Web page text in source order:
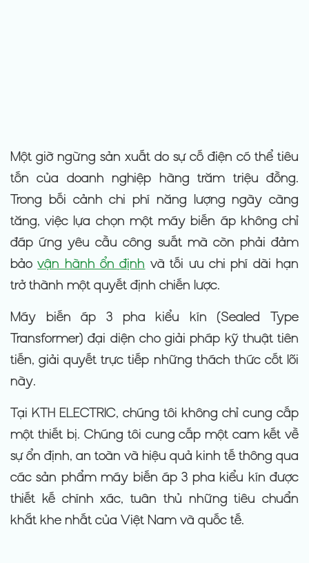
Một giờ ngừng sản xuất do sự cố điện có thể tiêu
tốn của doanh nghiệp hàng trăm triệu đồng.
Trong bối cảnh chi phí năng lượng ngày càng
tăng, việc lựa chọn một máy biến áp không chỉ
đáp ứng yêu cầu công suất mà còn phải đảm
bảovận hành ổn định và tối ưu chi phí dài hạn
trở thành một quyết định chiến lược.
Máy biến áp 3 pha kiểu kín (Sealed Type
Transformer) đại diện cho giải pháp kỹ thuật tiên
tiến, giải quyết trực tiếp những thách thức cốt lõi
này.
Tại KTH ELECTRIC, chúng tôi không chỉ cung cấp
một thiết bị. Chúng tôi cung cấp một cam kết về
sự ổn định, an toàn và hiệu quả kinh tế thông qua
các sản phẩm máy biến áp 3 pha kiểu kín được
thiết kế chính xác, tuân thủ những tiêu chuẩn
khắt khe nhất của Việt Nam và quốc tế.